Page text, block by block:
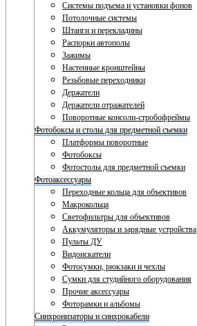
Системы подъема и установки фонов
Потолочные системы
Штанги и перекладины
Распорки автополы
Зажимы
Настенные кронштейны
Резьбовые переходники
Держатели
Держатели отражателей
Поворотные консоли-стробофреймы
Фотобоксы и столы для предметной съемки
Платформы поворотные
Фотобоксы
Фотостолы для предметной съемки
Фотоаксессуары
Переходные кольца для объективов
Макрокольца
Светофильтры для объективов
Аккумуляторы и зарядные устройства
Пульты ДУ
Видоискатели
Фотосумки, рюкзаки и чехлы
Сумки для студийного оборудования
Прочие аксессуары
Фоторамки и альбомы
Синхронизаторы и синхрокабели